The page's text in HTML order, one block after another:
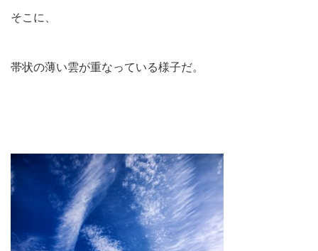
そこに、
帯状の薄い雲が重なっている様子だ。